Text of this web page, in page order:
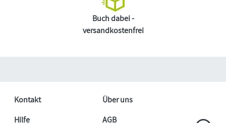
Buch dabei -
versandkostenfrei
Kontakt
Über uns
Hilfe
AGB